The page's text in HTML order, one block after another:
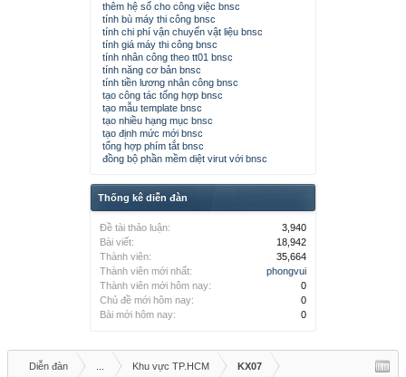
thêm hệ số cho công việc bnsc
tính bù máy thi công bnsc
tính chi phí vận chuyển vật liệu bnsc
tính giá máy thi công bnsc
tính nhân công theo tt01 bnsc
tính năng cơ bản bnsc
tính tiền lương nhân công bnsc
tạo công tác tổng hợp bnsc
tạo mẫu template bnsc
tạo nhiều hạng mục bnsc
tạo định mức mới bnsc
tổng hợp phím tắt bnsc
đồng bộ phần mềm diệt virut với bnsc
Thống kê diễn đàn
Đề tài thảo luận:
3,940
Bài viết:
18,942
Thành viên:
35,664
Thành viên mới nhất:
phongvui
Thành viên mới hôm nay:
0
Chủ đề mới hôm nay:
0
Bài mới hôm nay:
0
Diễn đàn Khu vực TP.HCM KX07